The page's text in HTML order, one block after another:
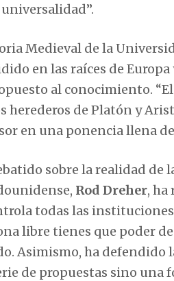
Medieval de la
en las raíces de
al conocimiento.
de Platón y
en una ponencia llena
sobre la realidad de
Rod Dreher, ha
todas las
libre tienes que poder
Asimismo, ha
de propuestas sino una